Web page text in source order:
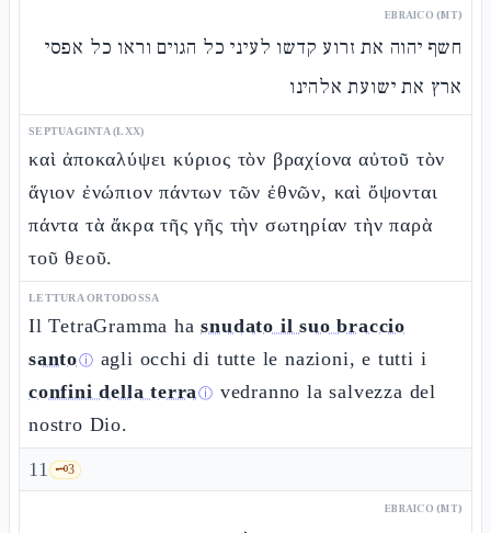
EBRAICO (MT)
חשף יהוה את זרוע קדשו לעיני כל הגוים וראו כל אפסי
ארץ את ישועת אלהינו
SEPTUAGINTA (LXX)
καὶ ἀποκαλύψει κύριος τὸν βραχίονα αὐτοῦ τὸν
ἅγιον ἐνώπιον πάντων τῶν ἐθνῶν, καὶ ὄψονται
πάντα τὰ ἄκρα τῆς γῆς τὴν σωτηρίαν τὴν παρὰ
τοῦ θεοῦ.
LETTURA ORTODOSSA
Il TetraGramma hasnudato il suo braccio
santoⓘ agli occhi di tutte le nazioni, e tutti i
confini della terraⓘ vedranno la salvezza del
nostro Dio.
11 🗝️3
EBRAICO (MT)